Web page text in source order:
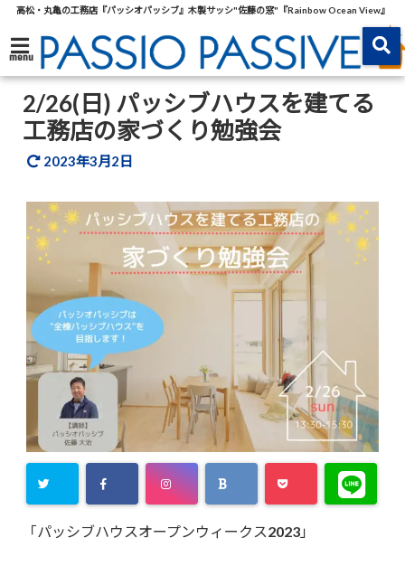
高松・丸亀の工務店『パッシオパッシブ』木製サッシ"佐藤の窓"『Rainbow Ocean View』
menu
2/26(日) パッシブハウスを建てる
工務店の家づくり勉強会
2023年3月2日
「パッシブハウスオープンウィークス2023」